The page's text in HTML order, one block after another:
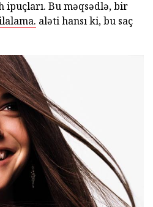
ipuçları. Bu məqsədlə, bir
aləti hansı ki, bu saç